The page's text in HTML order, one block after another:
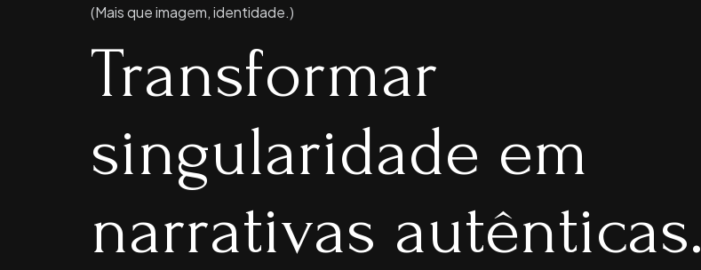
(Mais que imagem, identidade.)
Transformar
singularidade em
narrativas autênticas.